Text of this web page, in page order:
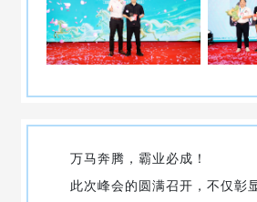
万马奔腾，霸业必成！
此次峰会的圆满召开，不仅彰